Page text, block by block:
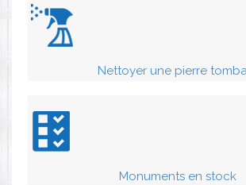
Nettoyer une pierre
Monuments en stock